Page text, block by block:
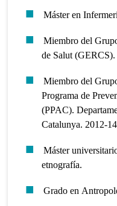
Máster en
Miembro del
de Salut (GERCS).
Miembro del
Programa de
(PPAC).
Catalunya. 2012-
Máster
etnografía.
Grado en